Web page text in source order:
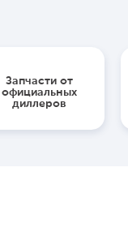
Запчасти от
официальных
диллеров